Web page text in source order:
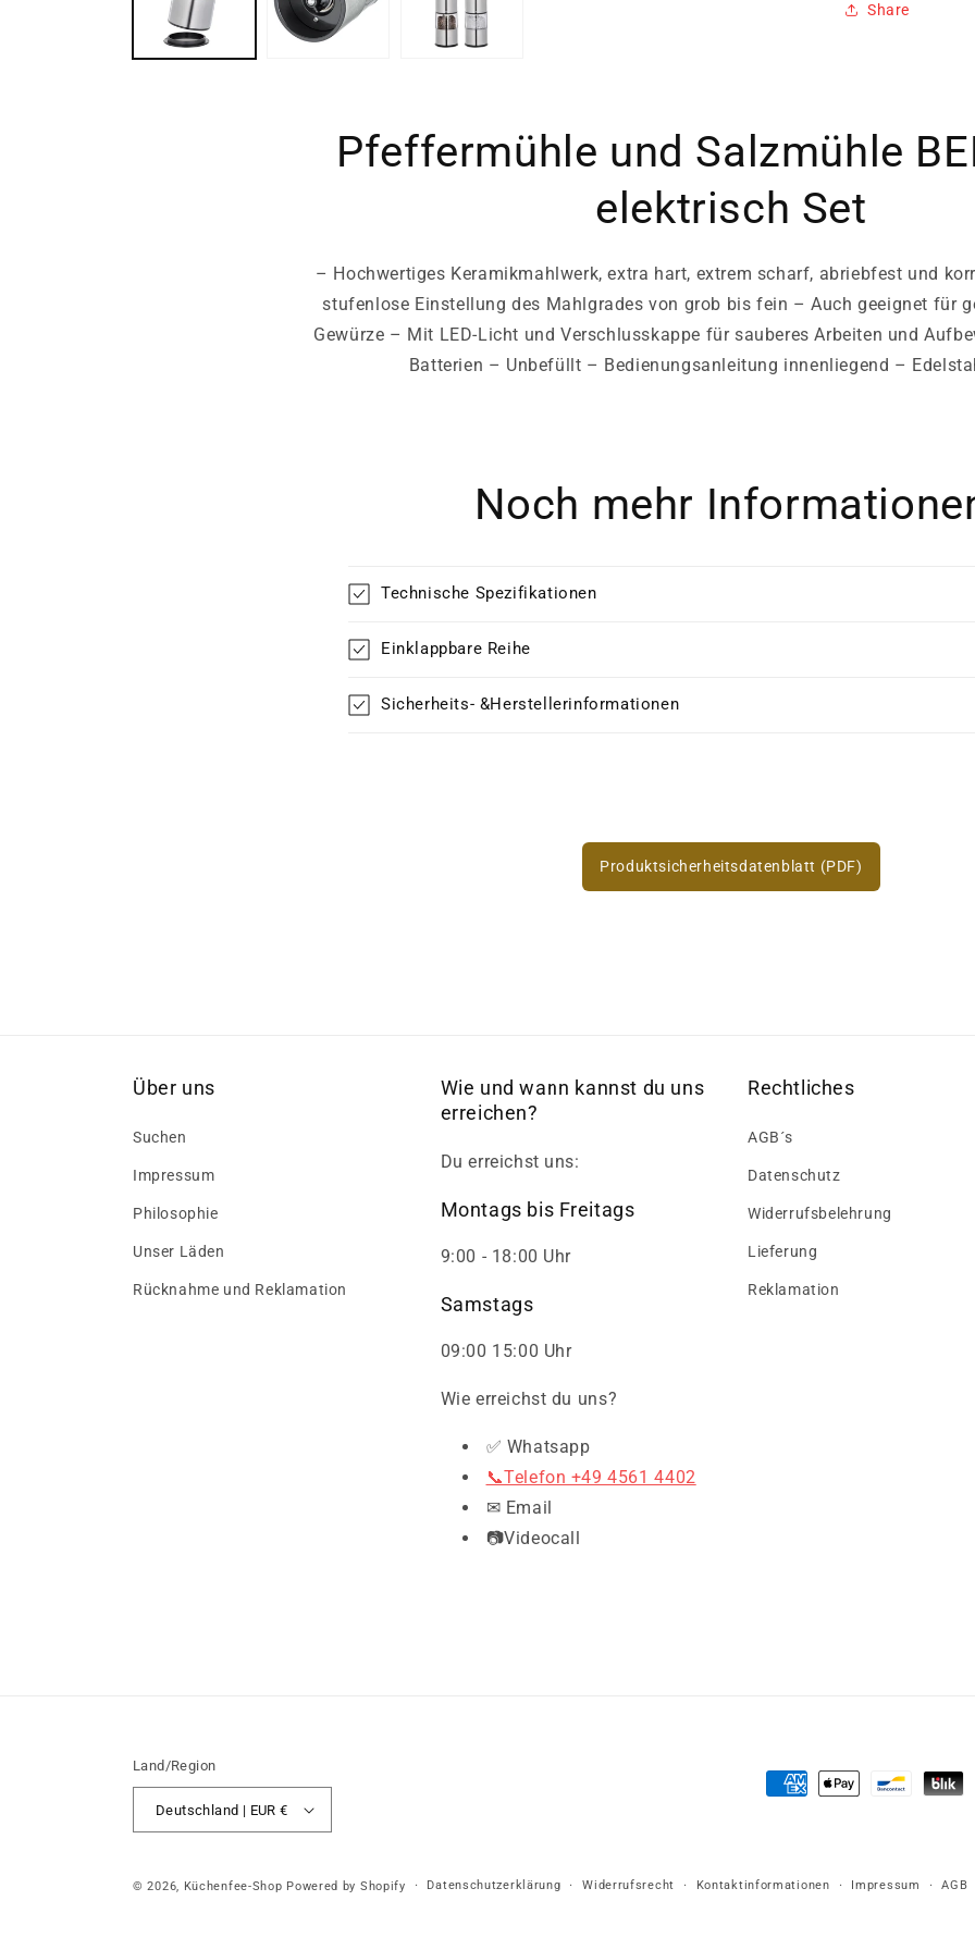
Share
Pfeffermühle und Salzmühle
elektrisch Set
– Hochwertiges Keramikmahlwerk, extra hart, extrem scharf, abriebfest und
stufenlose Einstellung des Mahlgrades von grob bis fein – Auch geeignet für
Gewürze – Mit LED-Licht und Verschlusskappe für sauberes Arbeiten und
Batterien – Unbefüllt – Bedienungsanleitung innenliegend –
Noch mehr
Technische Spezifikationen
Einklappbare Reihe
Sicherheits- &Herstellerinformationen
Produktsicherheitsdatenblatt (PDF)
Über uns
Suchen
Impressum
Philosophie
Unser Läden
Rücknahme und Reklamation
Wie und wann kannst du uns
erreichen?
Du erreichst uns:
Montags bis Freitags
9:00 - 18:00 Uhr
Samstags
09:00 15:00 Uhr
Wie erreichst du uns?
✅ Whatsapp
📞Telefon +49 4561 4402
✉ Email
📷Videocall
Rechtliches
AGB´s
Datenschutz
Widerrufsbelehrung
Lieferung
Reklamation
Land/Region
Deutschland | EUR €
Zahlungsmethoden
© 2026, Küchenfee-Shop Powered by Shopify Datenschutzerklärung Widerrufsrecht Kontaktinformationen Impressum AGB